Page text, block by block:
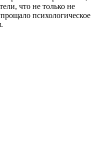
что не только не
психологическое